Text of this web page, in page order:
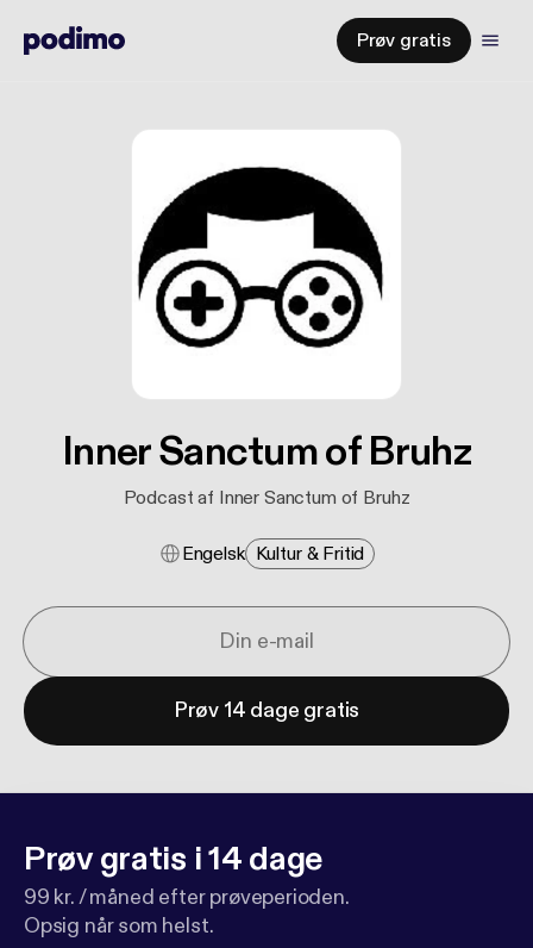
Prøv gratis
Inner Sanctum of Bruhz
Podcast af Inner Sanctum of Bruhz
Engelsk Kultur & Fritid
Prøv 14 dage gratis
Prøv gratis i 14 dage
99 kr. / måned efter prøveperioden.
Opsig når som helst.